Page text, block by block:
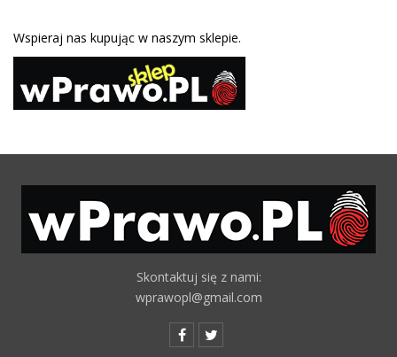
Wspieraj nas kupując w naszym sklepie.
Skontaktuj się z nami:
wprawopl@gmail.com